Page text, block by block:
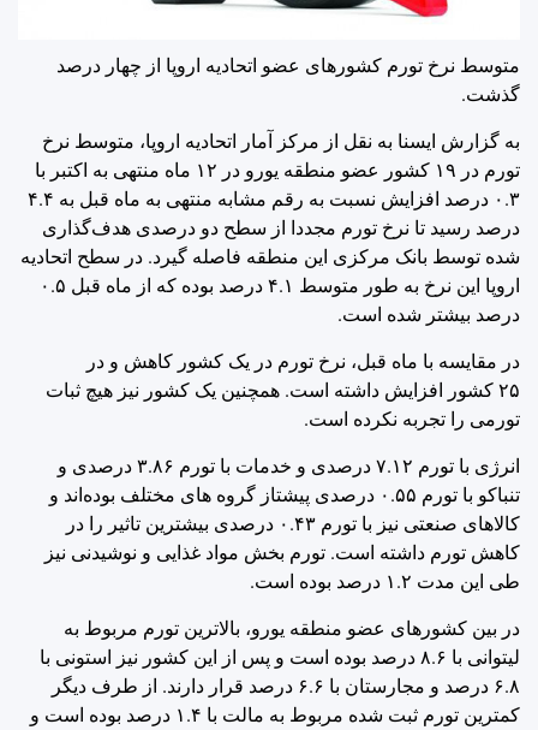
متوسط نرخ تورم کشورهای عضو اتحادیه اروپا از چهار درصد
گذشت.
به گزارش ایسنا به نقل از مرکز آمار اتحادیه اروپا، متوسط نرخ
تورم در ۱۹ کشور عضو منطقه یورو در ۱۲ ماه منتهی به اکتبر با
۰.۳ درصد افزایش نسبت به رقم مشابه منتهی به ماه قبل به ۴.۴
درصد رسید تا نرخ تورم مجددا از سطح دو درصدی هدف‌گذاری
شده توسط بانک مرکزی این منطقه فاصله گیرد. در سطح اتحادیه
اروپا این نرخ به طور متوسط ۴.۱ درصد بوده که از ماه قبل ۰.۵
درصد بیشتر شده است.
در مقایسه با ماه قبل، نرخ تورم در یک کشور کاهش و در
۲۵ کشور افزایش داشته است. همچنین یک کشور نیز هیچ ثبات
تورمی را تجربه نکرده است.
انرژی با تورم ۷.۱۲ درصدی و خدمات با تورم ۳.۸۶ درصدی و
تنباکو با تورم ۰.۵۵ درصدی پیشتاز گروه های مختلف بوده‌اند و
کالاهای صنعتی نیز با تورم ۰.۴۳ درصدی بیشترین تاثیر را در
کاهش تورم داشته است. تورم بخش مواد غذایی و نوشیدنی نیز
طی این مدت ۱.۲ درصد بوده است.
در بین کشورهای عضو منطقه یورو، بالاترین تورم مربوط به
لیتوانی با ۸.۶ درصد بوده است و پس از این کشور نیز استونی با
۶.۸ درصد و مجارستان با ۶.۶ درصد قرار دارند. از طرف دیگر
کمترین تورم ثبت شده مربوط به مالت با ۱.۴ درصد بوده است و